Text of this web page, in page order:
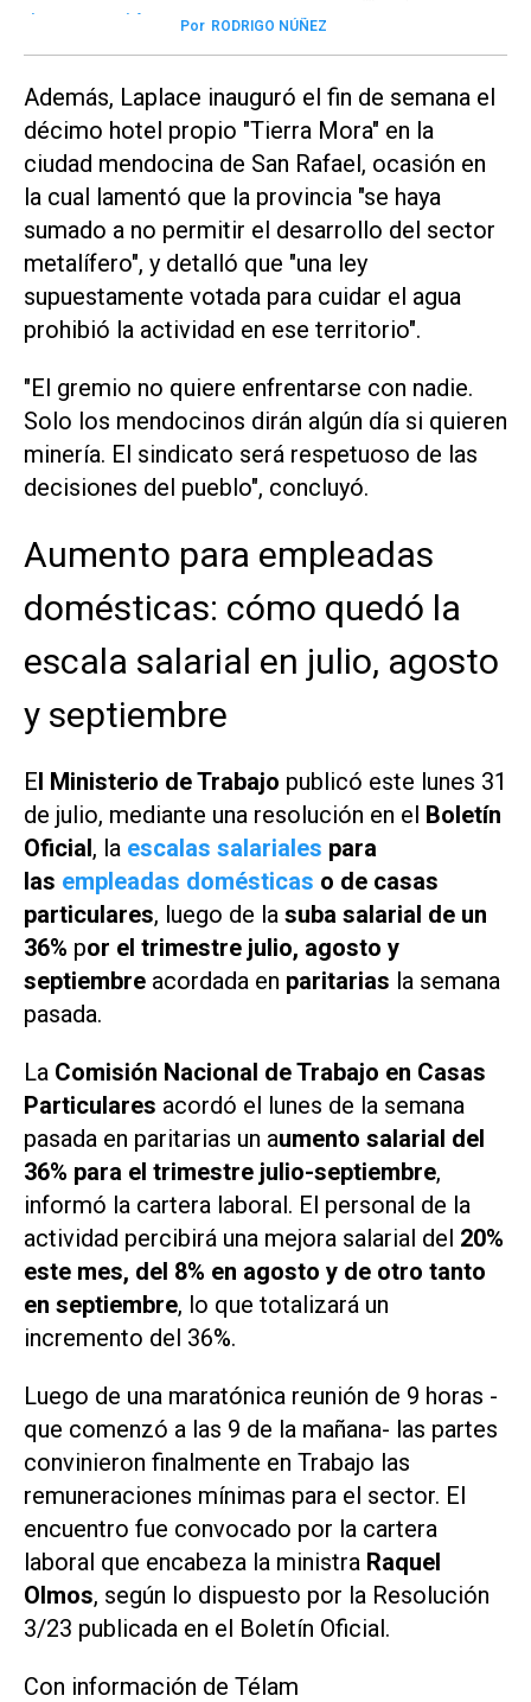
Por RODRIGO NÚÑEZ
Además, Laplace inauguró el fin de semana el
décimo hotel propio "Tierra Mora" en la
ciudad mendocina de San Rafael, ocasión en
la cual lamentó que la provincia "se haya
sumado a no permitir el desarrollo del sector
metalífero", y detalló que "una ley
supuestamente votada para cuidar el agua
prohibió la actividad en ese territorio".
"El gremio no quiere enfrentarse con nadie.
Solo los mendocinos dirán algún día si quieren
minería. El sindicato será respetuoso de las
decisiones del pueblo", concluyó.
Aumento para empleadas
domésticas: cómo quedó la
escala salarial en julio, agosto
y septiembre
El Ministerio de Trabajo publicó este lunes 31
de julio, mediante una resolución en el Boletín
Oficial, la escalas salariales para
las empleadas domésticas o de casas
particulares, luego de la suba salarial de un
36% por el trimestre julio, agosto y
septiembre acordada en paritarias la semana
pasada.
La Comisión Nacional de Trabajo en Casas
Particulares acordó el lunes de la semana
pasada en paritarias un aumento salarial del
36% para el trimestre julio-septiembre,
informó la cartera laboral. El personal de la
actividad percibirá una mejora salarial del 20%
este mes, del 8% en agosto y de otro tanto
en septiembre, lo que totalizará un
incremento del 36%.
Luego de una maratónica reunión de 9 horas -
que comenzó a las 9 de la mañana- las partes
convinieron finalmente en Trabajo las
remuneraciones mínimas para el sector. El
encuentro fue convocado por la cartera
laboral que encabeza la ministra Raquel
Olmos, según lo dispuesto por la Resolución
3/23 publicada en el Boletín Oficial.
Con información de Télam